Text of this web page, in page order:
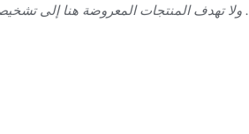
ولا تهدف المنتجات المعروضة هنا